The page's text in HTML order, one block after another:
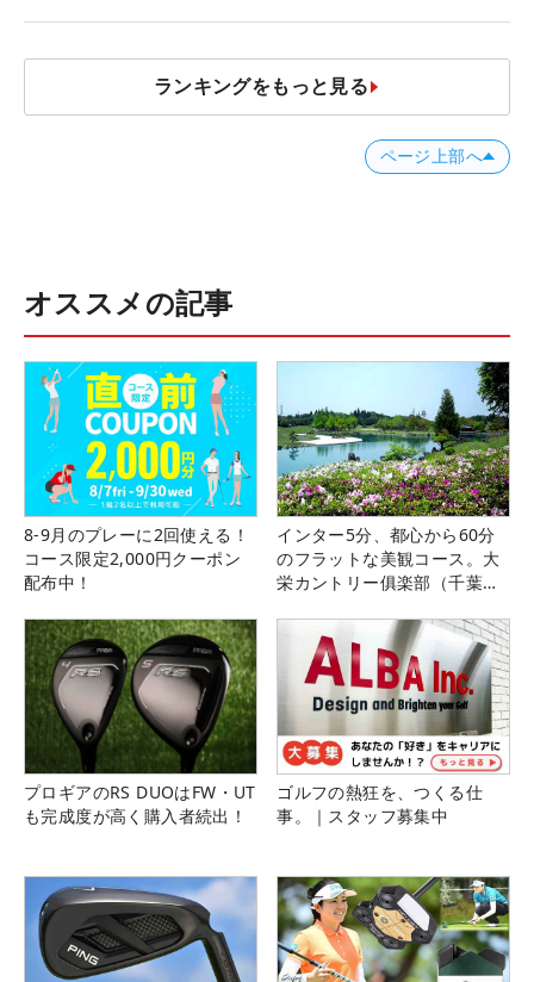
ランキングをもっと見る
ページ上部へ
オススメの記事
8-9月のプレーに2回使える！
コース限定2,000円クーポン
配布中！
インター5分、都心から60分
のフラットな美観コース。大
栄カントリー俱楽部（千葉
プロギアのRS DUOはFW・UT
も完成度が高く購入者続出！
ゴルフの熱狂を、つくる仕
事。｜スタッフ募集中